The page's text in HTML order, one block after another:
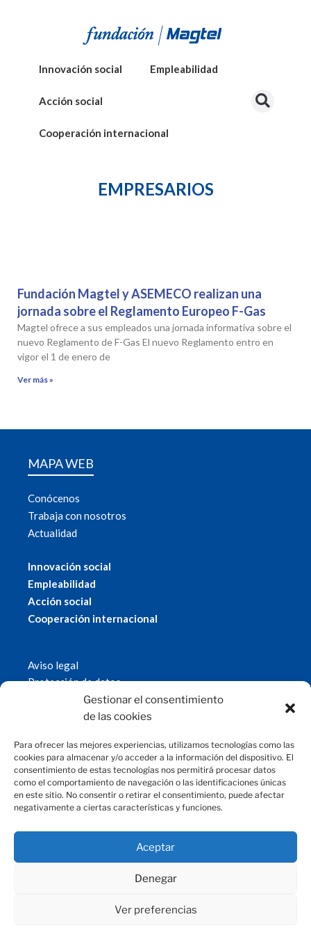
Gestionar el consentimiento
de las cookies
Para ofrecer las mejores experiencias, utilizamos tecnologías como las
cookies para almacenar y/o acceder a la información del dispositivo. El
consentimiento de estas tecnologías nos permitirá procesar datos
como el comportamiento de navegación o las identificaciones únicas
en este sitio. No consentir o retirar el consentimiento, puede afectar
negativamente a ciertas características y funciones.
Aceptar
Denegar
Ver preferencias
Innovación social Empleabilidad
Acción social
Cooperación internacional
EMPRESARIOS
Fundación Magtel y ASEMECO realizan una
jornada sobre el Reglamento Europeo F-Gas
Magtel ofrece a sus empleados una jornada informativa sobre el
nuevo Reglamento de F-Gas El nuevo Reglamento entro en
vigor el 1 de enero de
Ver más »
MAPA WEB
Conócenos
Trabaja con nosotros
Actualidad
Innovación social
Empleabilidad
Acción social
Cooperación internacional
Aviso legal
Protección de datos
Política de cookies
© 2019 Fundación Magtel.
CONTACTO
fundacion@magtel.es
Parque Empresarial Las Quemadas
C/Gabriel Ramos Bejarano, 114
14014 Córdoba